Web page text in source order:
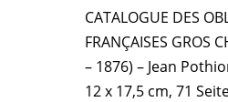
CATALOGUE DES
FRANÇAISES GROS
– 1876) – Jean
12 x 17,5 cm, 71